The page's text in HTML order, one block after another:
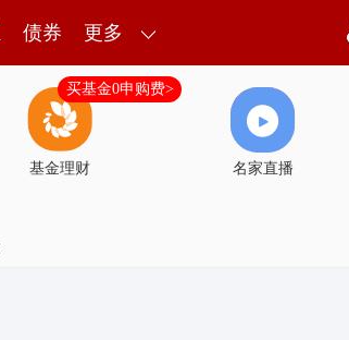
债券 更多
基金理财
买基金0申购费>
名家直播